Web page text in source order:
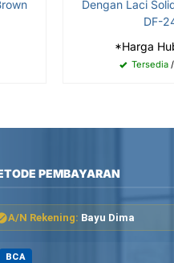
Dengan Laci
DF-
*Harga
Tersedia/
PEMBAYARAN
A/N Rekening: Bayu Dima
BCA